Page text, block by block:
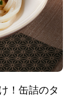
！缶詰のタ